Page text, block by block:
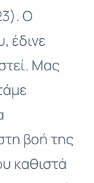
Ο
έδινε
Μας
βοή της
καθιστά